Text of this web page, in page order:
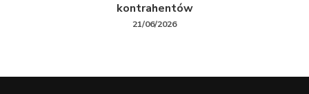
kontrahentów
21/06/2026